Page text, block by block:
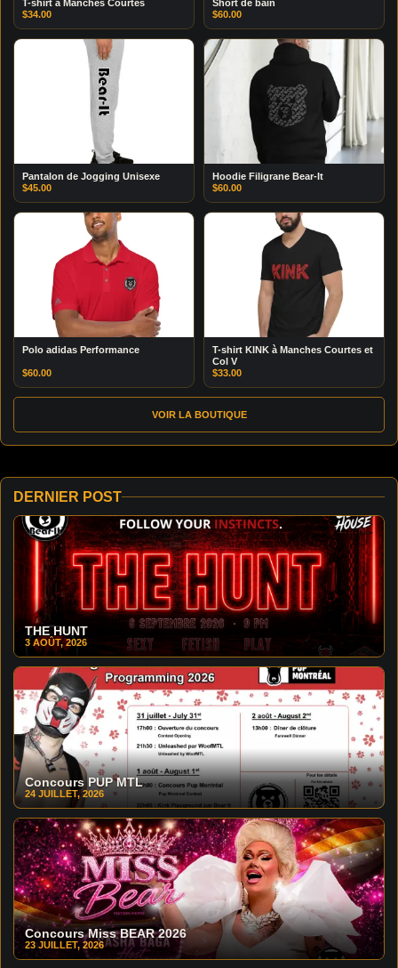
T-shirt à Manches Courtes
$34.00
Short de bain
$60.00
Pantalon de Jogging Unisexe
$45.00
Hoodie Filigrane Bear-It
$60.00
Polo adidas Performance
$60.00
T-shirt KINK à Manches Courtes et
Col V
$33.00
VOIR LA BOUTIQUE
DERNIER POST
THE HUNT
3 AOÛT, 2026
Concours PUP MTL
24 JUILLET, 2026
Concours Miss BEAR 2026
23 JUILLET, 2026